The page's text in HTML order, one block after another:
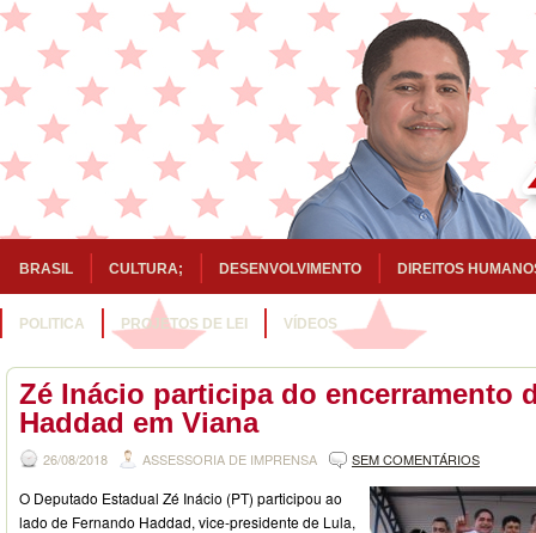
BRASIL CULTURA; DESENVOLVIMENTO DIREITOS
POLITICA PROJETOS DE LEI VÍDEOS
Zé Inácio participa do encerramento
Haddad em Viana
26/08/2018 ASSESSORIA DE IMPRENSA SEM COMENTÁRIOS
O Deputado Estadual Zé Inácio (PT) participou ao
lado de Fernando Haddad, vice-presidente de Lula,